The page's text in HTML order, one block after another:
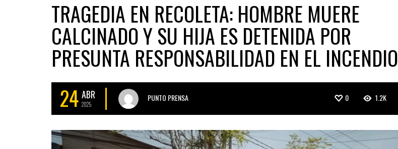
TRAGEDIA EN RECOLETA: HOMBRE MUERE
CALCINADO Y SU HIJA ES DETENIDA POR
PRESUNTA RESPONSABILIDAD EN EL INCENDIO
24 ABR
2025
PUNTO PRENSA 0 1.2K